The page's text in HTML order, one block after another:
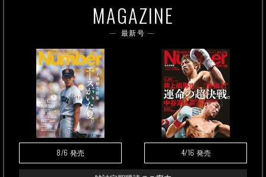
MAGAZINE
最新号
8/6 発売 4/16 発売